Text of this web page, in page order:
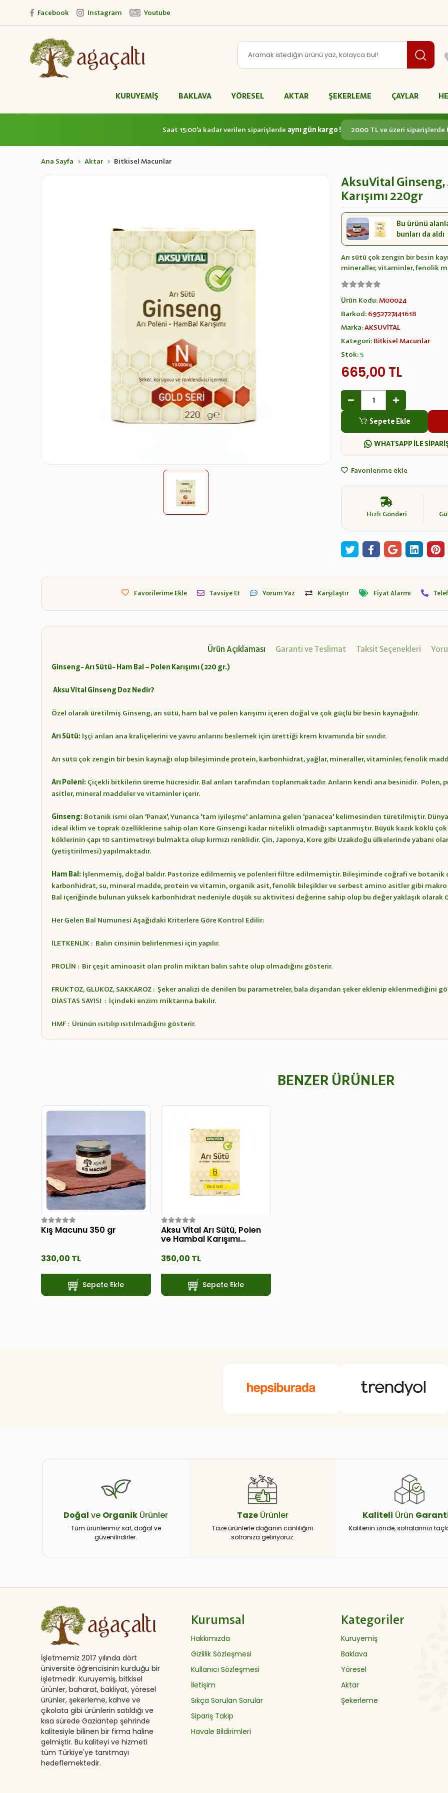
Facebook Instagram Youtube
KURUYEMİŞ BAKLAVA YÖRESEL AKTAR ŞEKERLEME ÇAYLAR
Saat 15:00'a kadar verilen siparişlerde aynı gün kargo ! 2000 TL ve üzeri siparişlerde
Ana Sayfa Aktar Bitkisel Macunlar
AksuVital Ginseng,
Karışımı 220gr
Bu ürünü
bunları da aldı
Arı sütü çok zengin bir besin
mineraller, vitaminler, fenolik
Ürün Kodu:M00024
Barkod: 6952727441618
Marka:AKSUVİTAL
Kategori: Bitkisel Macunlar
Stok:5
665,00 TL
Sepete Ekle
WHATSAPP İLE
Favorilerime ekle
Hızlı Gönderi
Favorilerime Ekle Tavsiye Et Yorum Yaz Karşılaştır Fiyat Alarmı
Ürün Açıklaması Garanti ve Teslimat Taksit Seçenekleri
Ginseng- Arı Sütü- Ham Bal – Polen Karışımı ( 220 gr.)
Aksu Vital Ginseng Doz Nedir?
Özel olarak üretilmiş Ginseng, arı sütü, ham bal ve polen karışımı içeren doğal ve çok güçlü bir besin kaynağıdır.
Arı Sütü: İşçi arılan ana kraliçelerini ve yavru arılarını beslemek için ürettiği krem kıvamında bir sıvıdır.
Arı sütü çok zengin bir besin kaynağı olup bileşiminde protein, karbonhidrat, yağlar, mineraller, vitaminler, fenolik
Arı Poleni: Çiçekli bitkilerin üreme hücresidir. Bal arıları tarafından toplanmaktadır. Arıların kendi ana besinidir.
asitler, mineral maddeler ve vitaminler içerir.
Ginseng: Botanik ismi olan 'Panax', Yunanca 'tam iyileşme' anlamına gelen 'panacea' kelimesinden türetilmiştir.
ideal iklim ve toprak özelliklerine sahip olan Kore Ginsengi kadar nitelikli olmadığı saptanmıştır. Büyük kazık köklü
köklerinin çapı 10 santimetreyi bulmakta olup kırmızı renklidir. Çin, Japonya, Kore gibi Uzakdoğu ülkelerinde yabani
(yetiştirilmesi) yapılmaktadır.
Ham Bal: İşlenmemiş, doğal baldır. Pastorize edilmemiş ve polenleri filtre edilmemiştir. Bileşiminde coğrafi ve
karbonhidrat, su, mineral madde, protein ve vitamin, organik asit, fenolik bileşikler ve serbest amino asitler gibi
Bal içeriğinde bulunan yüksek karbonhidrat nedeniyle düşük su aktivitesi değerine sahip olup bu değer yaklaşık olarak
Her Gelen Bal Numunesi Aşağıdaki Kriterlere Göre Kontrol Edilir:
İLETKENLİK : Balın cinsinin belirlenmesi için yapılır.
PROLİN : Bir çeşit aminoasit olan prolin miktarı balın sahte olup olmadığını gösterir.
FRUKTOZ, GLUKOZ, SAKKAROZ : Şeker analizi de denilen bu parametreler, bala dışarıdan şeker eklenip eklenmediğini
DİASTAS SAYISI : İçindeki enzim miktarına bakılır.
HMF : Ürünün ısıtılıp ısıtılmadığını gösterir.
BENZER ÜRÜNLER
Kış Macunu 350 gr
330,00 TL
Sepete Ekle
Aksu Vital Arı Sütü, Polen
ve Hambal Karışımı
350,00 TL
Sepete Ekle
Doğal ve Organik Ürünler
Tüm ürünlerimiz saf, doğal ve
güvenilirdirler.
TazeÜrünler
Taze ürünlerle doğanın canlılığını
sofranıza getiriyoruz.
Kaliteli Ürün
Kalitenin izinde, sofralarınızı
İşletmemiz 2017 yılında dört
üniversite öğrencisinin kurduğu bir
işletmedir. Kuruyemiş, bitkisel
ürünler, baharat, bakliyat, yöresel
ürünler, şekerleme, kahve ve
çikolata gibi ürünlerin satıldığı ve
kısa sürede Gaziantep şehrinde
kalitesiyle bilinen bir firma haline
gelmiştir. Bu kaliteyi ve hizmeti
tüm Türkiye'ye tanıtmayı
hedeflemektedir.
Kurumsal
Hakkımızda
Gizlilik Sözleşmesi
Kullanıcı Sözleşmesi
İletişim
Sıkça Sorulan Sorular
Sipariş Takip
Havale Bildirimleri
Kategoriler
Kuruyemiş
Baklava
Yöresel
Aktar
Şekerleme